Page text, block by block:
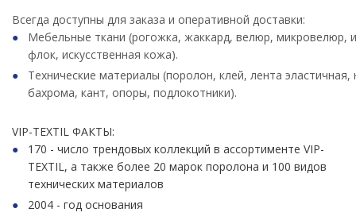
Всегда доступны для заказа и оперативной доставки:
Мебельные ткани (рогожка, жаккард, велюр, микровелюр,
флок, искусственная кожа).
Технические материалы (поролон, клей, лента
бахрома, кант, опоры, подлокотники).
VIP-TEXTIL ФАКТЫ:
170 - число трендовых коллекций в ассортименте VIP-
TEXTIL, а также более 20 марок поролона и 100 видов
технических материалов
2004 - год основания